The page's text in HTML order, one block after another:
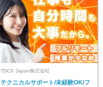
TDCX Japan株式会社
テクニカルサポート/未経験OK/フ